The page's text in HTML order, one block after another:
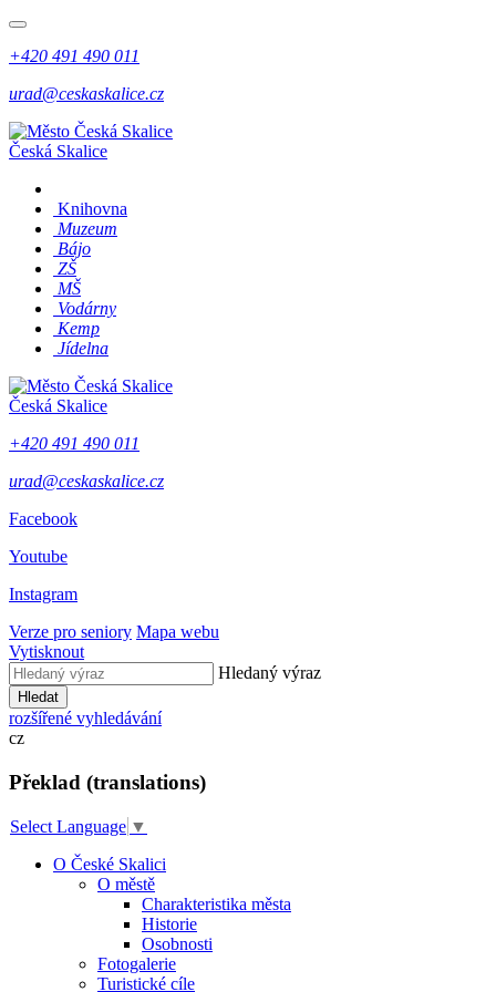
+420 491 490 011
urad@ceskaskalice.cz
Česká Skalice
Knihovna
Muzeum
Bájo
ZŠ
MŠ
Vodárny
Kemp
Jídelna
Česká Skalice
+420 491 490 011
urad@ceskaskalice.cz
Facebook
Youtube
Instagram
Verze pro seniory Mapa webu
Vytisknout
Hledaný výraz
Hledat
rozšířené vyhledávání
cz
Překlad (translations)
Select Language ▼
O České Skalici
O městě
Charakteristika města
Historie
Osobnosti
Fotogalerie
Turistické cíle